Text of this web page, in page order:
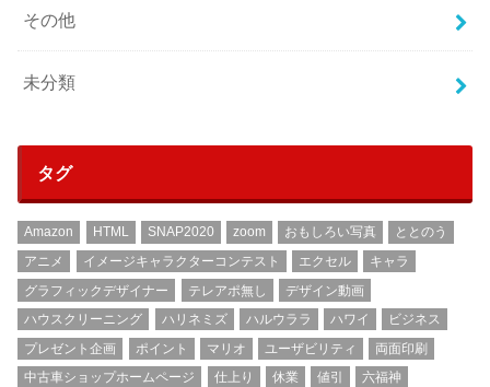
その他
未分類
タグ
Amazon HTML SNAP2020 zoom おもしろい写真
ととのう
アニメ
イメージキャラクターコンテスト エクセル
キャラ
グラフィックデザイナー
テレアポ無し
デザイン動画
ハウスクリーニング
ハリネミズ ハルウララ ハワイ
ビジネス
プレゼント企画
ポイント マリオ ユーザビリティ
両面印刷
中古車ショップホームページ
仕上り 休業 値引
六福神